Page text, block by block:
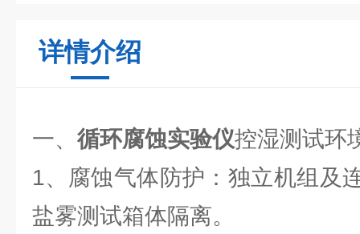
详情介绍
一、 循环腐蚀实验仪控湿测试环
1、腐蚀气体防护：独立机组及
盐雾测试箱体隔离。